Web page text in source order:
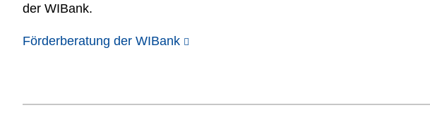
der WIBank.
Förderberatung der WIBank